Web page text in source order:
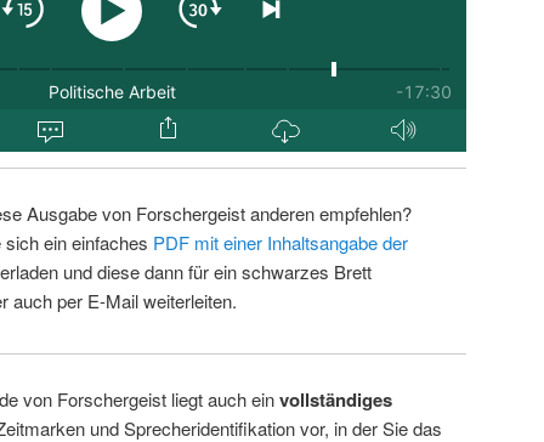
Ausgabe von Forschergeist anderen empfehlen?
ein einfaches PDF mit einer Inhaltsangabe der
und diese dann für ein schwarzes Brett
auch per E-Mail weiterleiten.
von Forschergeist liegt auch einvollständiges
und Sprecheridentifikation vor, in der Sie das